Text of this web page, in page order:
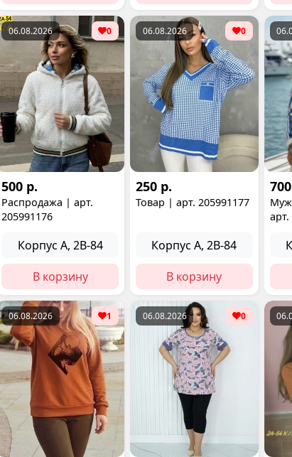
06.08.2026 0
500 р.
Распродажа | арт.
205991176
Корпус А, 2В-84
В корзину
06.08.2026 0
250 р.
Товар | арт. 205991177
Корпус А, 2В-84
В корзину
06.08.2026 1 06.08.2026 0